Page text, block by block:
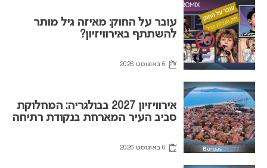
עובר על החוק: מאיזה גיל מותר
להשתתף באירוויזיון?
6 באוגוסט 2026
אירוויזיון 2027 בבולגריה: המחלוקת
סביב העיר המארחת בנקודת רתיחה
6 באוגוסט 2026